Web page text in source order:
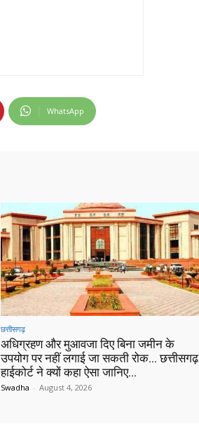
WhatsApp
छत्तीसगढ़
अधिग्रहण और मुआवजा दिए बिना जमीन के
उपयोग पर नहीं लगाई जा सकती रोक… छत्तीसगढ़
हाईकोर्ट ने क्यों कहा ऐसा जानिए…
Swadha - August 4, 2026